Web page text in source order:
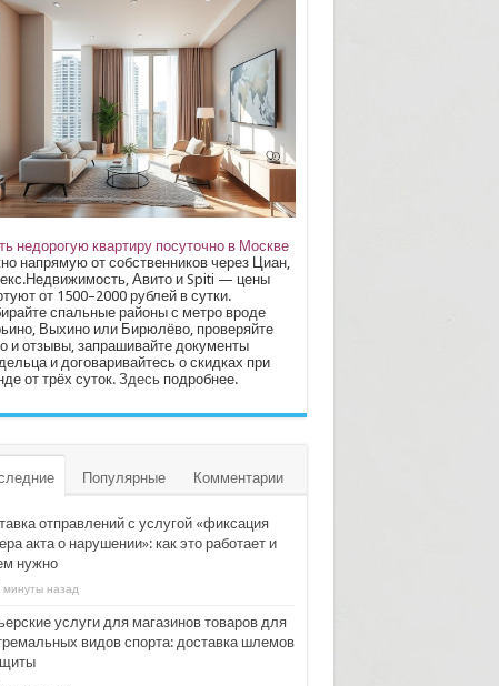
недорогую квартиру посуточно в Москве
напрямую от собственников через Циан,
Авито и Spiti — цены
от 1500–2000 рублей в сутки.
спальные районы с метро вроде
Выхино или Бирюлёво, проверяйте
и отзывы, запрашивайте документы
и договаривайтесь о скидках при
от трёх суток. Здесьподробнее.
Популярные Комментарии
отправлений с услугой «фиксация
акта о нарушении»: как это работает и
нужно
минуты назад
услуги для магазинов товаров для
видов спорта: доставка шлемов